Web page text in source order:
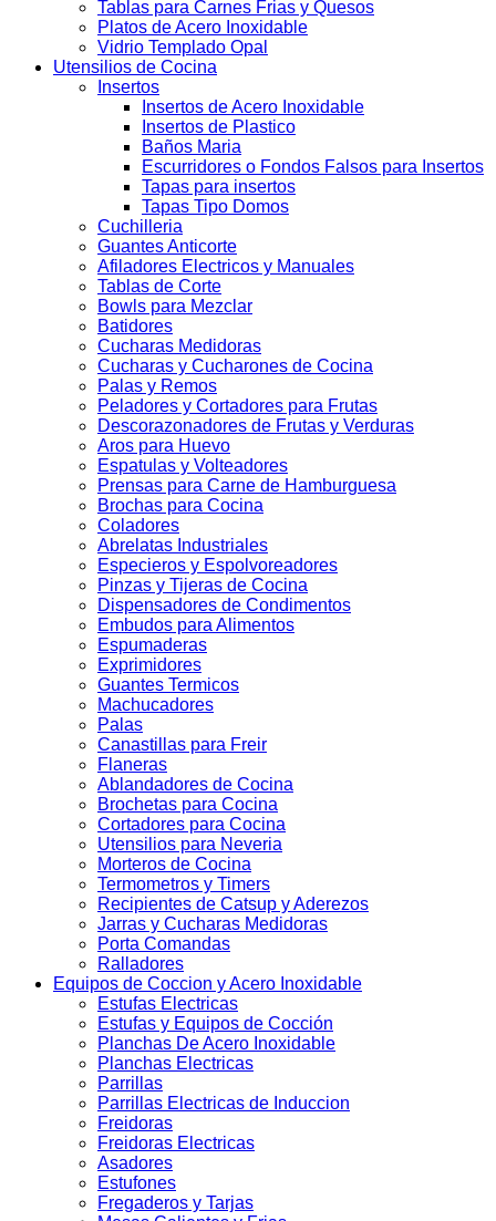
Tablas para Carnes Frias y Quesos
Platos de Acero Inoxidable
Vidrio Templado Opal
Utensilios de Cocina
Insertos
Insertos de Acero Inoxidable
Insertos de Plastico
Baños Maria
Escurridores o Fondos Falsos para Insertos
Tapas para insertos
Tapas Tipo Domos
Cuchilleria
Guantes Anticorte
Afiladores Electricos y Manuales
Tablas de Corte
Bowls para Mezclar
Batidores
Cucharas Medidoras
Cucharas y Cucharones de Cocina
Palas y Remos
Peladores y Cortadores para Frutas
Descorazonadores de Frutas y Verduras
Aros para Huevo
Espatulas y Volteadores
Prensas para Carne de Hamburguesa
Brochas para Cocina
Coladores
Abrelatas Industriales
Especieros y Espolvoreadores
Pinzas y Tijeras de Cocina
Dispensadores de Condimentos
Embudos para Alimentos
Espumaderas
Exprimidores
Guantes Termicos
Machucadores
Palas
Canastillas para Freir
Flaneras
Ablandadores de Cocina
Brochetas para Cocina
Cortadores para Cocina
Utensilios para Neveria
Morteros de Cocina
Termometros y Timers
Recipientes de Catsup y Aderezos
Jarras y Cucharas Medidoras
Porta Comandas
Ralladores
Equipos de Coccion y Acero Inoxidable
Estufas Electricas
Estufas y Equipos de Cocción
Planchas De Acero Inoxidable
Planchas Electricas
Parrillas
Parrillas Electricas de Induccion
Freidoras
Freidoras Electricas
Asadores
Estufones
Fregaderos y Tarjas